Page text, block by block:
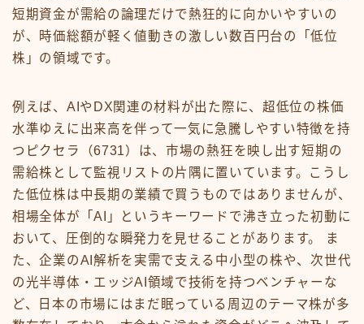
短期資金が需給の論理だけで熱狂的に向かいやすいの
が、時価総額が軽く値動きの激しい数百円台の「低位
株」の領域です。
例えば、AIやDX関連の材料が出た際に、超低位の株価
水準ゆえに出来高を伴って一気に急騰しやすい特徴を持
つピクセラ（6731）は、市場の熱狂を映し出す短期の
需給株として監視リストの片隅に置いています。こうし
た低位株は中長期の業績で買うものではありませんが、
相場全体が「AI」というキーワードで沸き立った初動に
おいて、圧倒的な瞬発力を見せることがあります。 ま
た、企業のAI解析を実需で支える中小型の株や、次世代
の光半導体・エッジAI領域で技術を持つベンチャーな
ど、日本の市場にはまだ眠っている周辺のテーマ株が多